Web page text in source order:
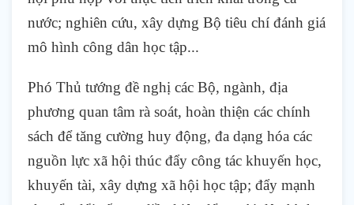
nước; nghiên cứu, xây dựng Bộ tiêu chí đánh giá
mô hình công dân học tập...
Phó Thủ tướng đề nghị các Bộ, ngành, địa
phương quan tâm rà soát, hoàn thiện các chính
sách để tăng cường huy động, đa dạng hóa các
nguồn lực xã hội thúc đẩy công tác khuyến học,
khuyến tài, xây dựng xã hội học tập; đẩy mạnh